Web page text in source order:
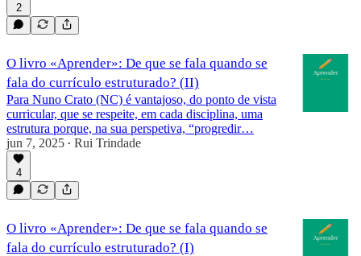
2
O livro «Aprender»: De que se fala quando se
fala do currículo estruturado? (II)
Para Nuno Crato (NC) é vantajoso, do ponto de vista
curricular, que se respeite, em cada disciplina, uma
estrutura porque, na sua perspetiva, “progredir…
jun 7, 2025 • Rui Trindade
4
O livro «Aprender»: De que se fala quando se
fala do currículo estruturado? (I)